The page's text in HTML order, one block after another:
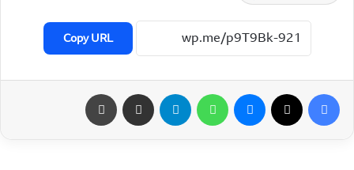
Copy URL